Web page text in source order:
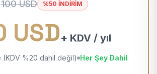
100 USD %50 İNDİRİM
USD+ KDV / yıl
(KDV %20 dahil değil) Her Şey Dahil